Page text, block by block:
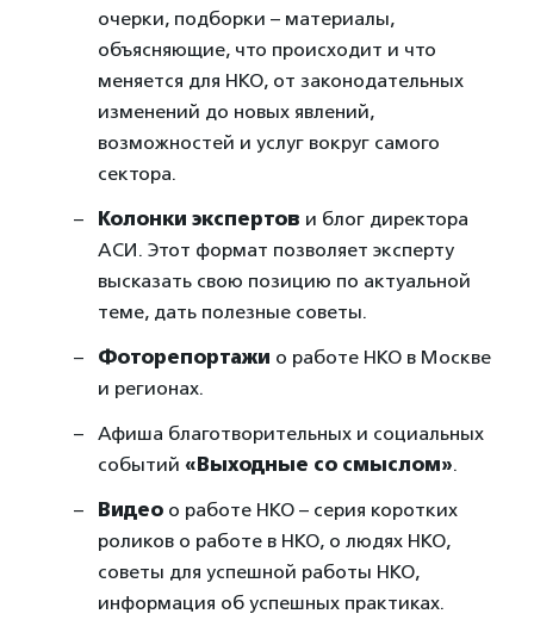
очерки, подборки – материалы,
объясняющие, что происходит и что
меняется для НКО, от законодательных
изменений до новых явлений,
возможностей и услуг вокруг самого
сектора.
Колонки экспертов и блог директора
АСИ. Этот формат позволяет эксперту
высказать свою позицию по актуальной
теме, дать полезные советы.
Фоторепортажи о работе НКО в Москве
и регионах.
Афиша благотворительных и социальных
событий «Выходные со смыслом».
Видео о работе НКО – серия коротких
роликов о работе в НКО, о людях НКО,
советы для успешной работы НКО,
информация об успешных практиках.